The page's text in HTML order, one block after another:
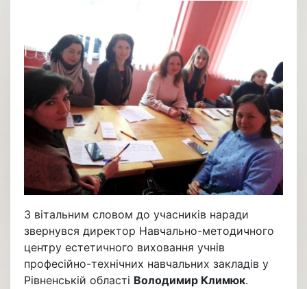
З вітальним словом до учасників наради
звернувся директор Навчально-методичного
центру естетичного виховання учнів
професійно-технічних навчальних закладів у
Рівненській області Володимир Климюк.